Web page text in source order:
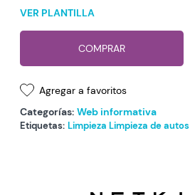
VER PLANTILLA
COMPRAR
Agregar a favoritos
Categorías: Web informativa
Etiquetas: Limpieza Limpieza de autos